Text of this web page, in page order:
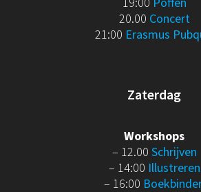
20.00 Concert
21:00 Erasmus
Zaterdag
Workshops
– 12.00 Schrijven
– 14:00 Illustreren
– 16:00